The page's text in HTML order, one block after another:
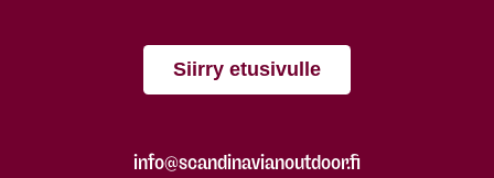
Siirry etusivulle
info@scandinavianoutdoor.fi